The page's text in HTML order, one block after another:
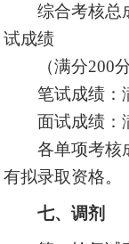
综合考核总
试成绩
（满分200
笔试成绩：
面试成绩：
各单项考核
有拟录取资格。
七、调剂